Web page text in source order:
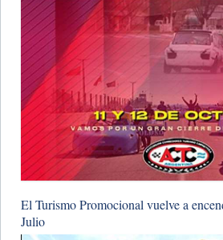
​El Turismo Promocional vuelve a
Julio